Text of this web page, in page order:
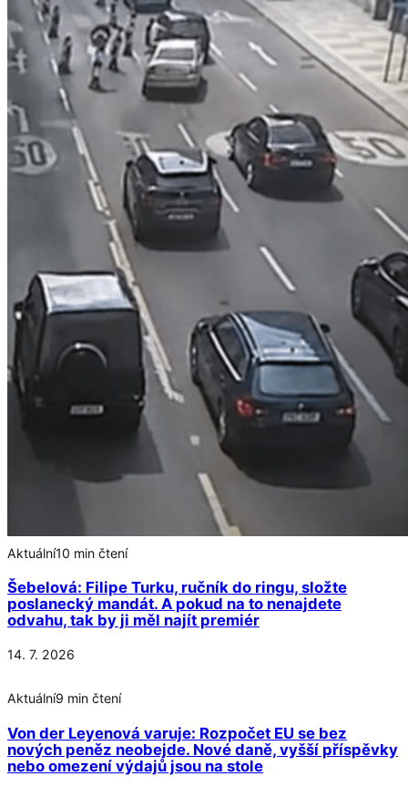
Aktuální10 min čtení
Šebelová: Filipe Turku, ručník do ringu, složte
poslanecký mandát. A pokud na to nenajdete
odvahu, tak by ji měl najít premiér
14. 7. 2026
Aktuální9 min čtení
Von der Leyenová varuje: Rozpočet EU se bez
nových peněz neobejde. Nové daně, vyšší příspěvky
nebo omezení výdajů jsou na stole